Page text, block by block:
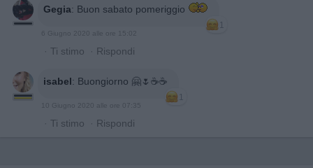
Gegia: Buon sabato pomeriggio
1
6 Giugno 2020 alle ore 15:02
· Ti stimo · Rispondi
isabel: Buongiorno 🤗🌷☕️☕️
1
10 Giugno 2020 alle ore 07:35
· Ti stimo · Rispondi